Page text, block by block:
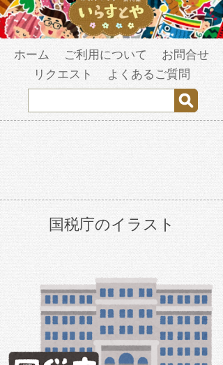
ホーム ご利用について
お問合せ
リクエスト
よくあるご質問
国税庁のイラスト